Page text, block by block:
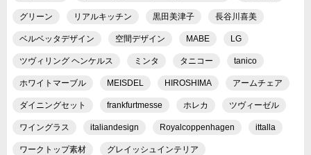
グリーン リアルキッチン 黒田美津子 長谷川喜美
ベルベッタデザイン 空間デザイン MABE LG
ツヴィリング ヘンケルス ミンタ タニコー tanico
ホワイトマーブル MEISDEL HIROSHIMA アームチェア
ダイニングセット frankfurtmesse ホレカ ツヴィーゼル
ワイングラス italiandesign Royalcoppenhagen ittalla
ワークトップ素材 グレイッシュインテリア